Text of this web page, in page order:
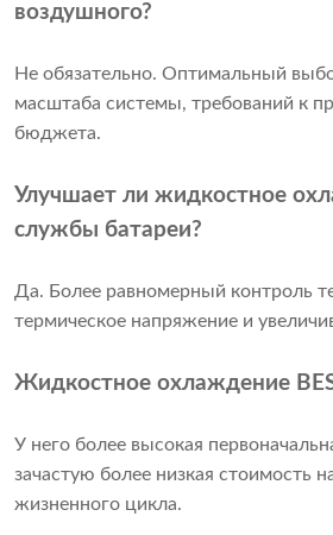
воздушного?
Не обязательно. Оптимальный
масштаба системы, требований к
бюджета.
Улучшает ли жидкостное
службы батареи?
Да. Более равномерный контроль
термическое напряжение и
Жидкостное охлаждение
У него более высокая
зачастую более низкая стоимость
жизненного цикла.